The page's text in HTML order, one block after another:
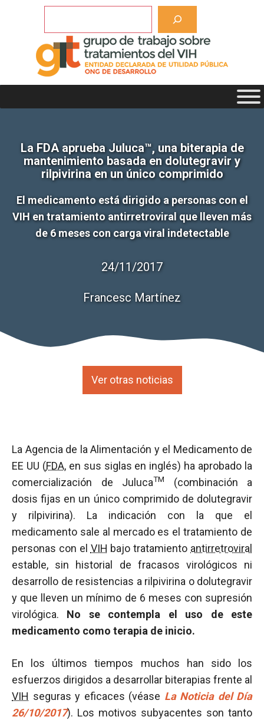
La FDA aprueba Juluca™, una biterapia de
mantenimiento basada en dolutegravir y
rilpivirina en un único comprimido
El medicamento está dirigido a personas con el
VIH en tratamiento antirretroviral que lleven más
de 6 meses con carga viral indetectable
24/11/2017
Francesc Martínez
Ver otras noticias
La Agencia de la Alimentación y el Medicamento de
EE UU (FDA, en sus siglas en inglés) ha aprobado la
comercialización de JulucaTM
(combinación a
dosis fijas en un único comprimido de dolutegravir
y rilpivirina). La indicación con la que el
medicamento sale al mercado es el tratamiento de
personas con el VIH bajo tratamiento antirretroviral
estable, sin historial de fracasos virológicos ni
desarrollo de resistencias a rilpivirina o dolutegravir
y que lleven un mínimo de 6 meses con supresión
virológica. No se contempla el uso de este
medicamento como terapia de inicio.
En los últimos tiempos muchos han sido los
esfuerzos dirigidos a desarrollar biterapias frente al
VIH seguras y eficaces (véase La Noticia del Día
26/10/2017). Los motivos subyacentes son tanto